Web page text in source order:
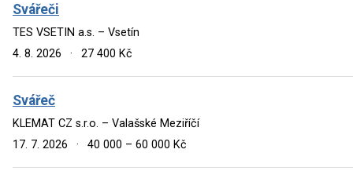
Svářeči
TES VSETIN a.s. – Vsetín
4. 8. 2026
· 27 400 Kč
Svářeč
KLEMAT CZ s.r.o. – Valašské Meziříčí
17. 7. 2026
· 40 000 – 60 000 Kč